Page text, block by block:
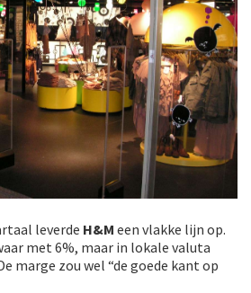
leverde H&M een vlakke lijn op.
met 6%, maar in lokale valuta
marge zou wel “de goede kant op